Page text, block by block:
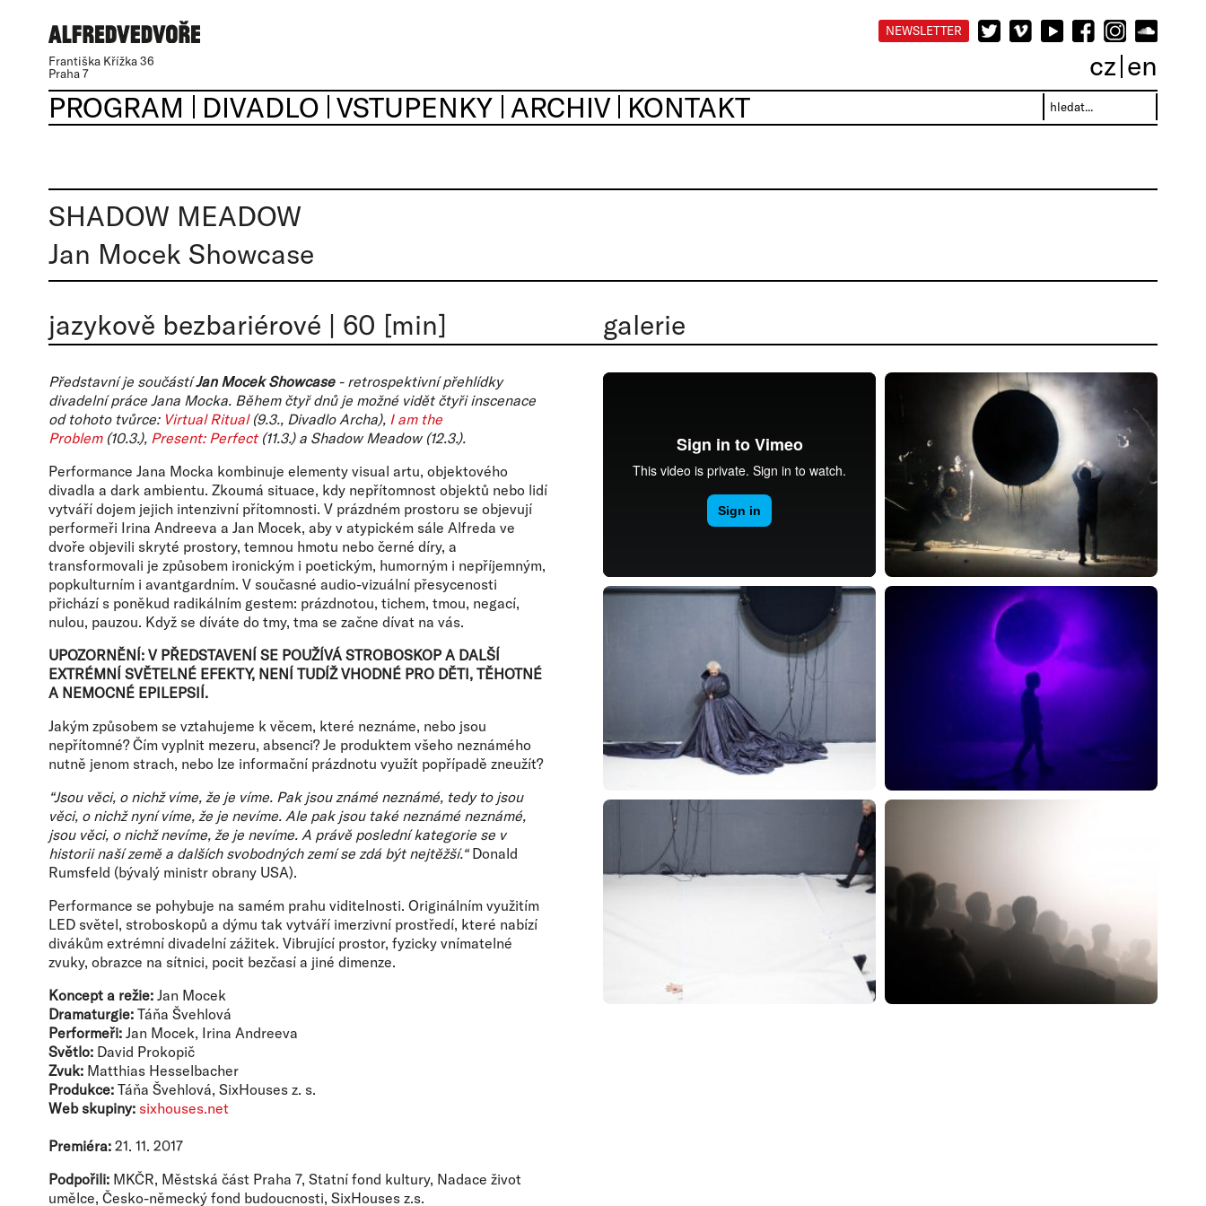
Františka Křížka 36
Praha 7
NEWSLETTER
cz en
PROGRAM
DIVADLO VSTUPENKY ARCHIV KONTAKT
SHADOW MEADOW
Jan Mocek Showcase
jazykově bezbariérové | 60 [min] galerie
Představní je součástíJan Mocek Showcase - retrospektivní přehlídky
divadelní práce Jana Mocka. Během čtyř dnů je možné vidět čtyři inscenace
od tohoto tvůrce: Virtual Ritual(9.3., Divadlo Archa), I am the
Problem(10.3.), Present: Perfect(11.3.) a Shadow Meadow (12.3.).
Performance Jana Mocka kombinuje elementy visual artu, objektového
divadla a dark ambientu. Zkoumá situace, kdy nepřítomnost objektů nebo lidí
vytváří dojem jejich intenzivní přítomnosti. V prázdném prostoru se objevují
performeři Irina Andreeva a Jan Mocek, aby v atypickém sále Alfreda ve
dvoře objevili skryté prostory, temnou hmotu nebo černé díry, a
transformovali je způsobem ironickým i poetickým, humorným i nepříjemným,
popkulturním i avantgardním. V současné audio-vizuální přesycenosti
přichází s poněkud radikálním gestem: prázdnotou, tichem, tmou, negací,
nulou, pauzou. Když se díváte do tmy, tma se začne dívat na vás.
UPOZORNĚNÍ: V PŘEDSTAVENÍ SE POUŽÍVÁ STROBOSKOP A DALŠÍ
EXTRÉMNÍ SVĚTELNÉ EFEKTY, NENÍ TUDÍŽ VHODNÉ PRO DĚTI, TĚHOTNÉ
A NEMOCNÉ EPILEPSIÍ.
Jakým způsobem se vztahujeme k věcem, které neznáme, nebo jsou
nepřítomné? Čím vyplnit mezeru, absenci? Je produktem všeho neznámého
nutně jenom strach, nebo lze informační prázdnotu využít popřípadě zneužít?
“Jsou věci, o nichž víme, že je víme. Pak jsou známé neznámé, tedy to jsou
věci, o nichž nyní víme, že je nevíme. Ale pak jsou také neznámé neznámé,
jsou věci, o nichž nevíme, že je nevíme. A právě poslední kategorie se v
historii naší země a dalších svobodných zemí se zdá být nejtěžší.“Donald
Rumsfeld (bývalý ministr obrany USA).
Performance se pohybuje na samém prahu viditelnosti. Originálním využitím
LED světel, stroboskopů a dýmu tak vytváří imerzivní prostředí, které nabízí
divákům extrémní divadelní zážitek. Vibrující prostor, fyzicky vnímatelné
zvuky, obrazce na sítnici, pocit bezčasí a jiné dimenze.
Koncept a režie: Jan Mocek
Dramaturgie: Táňa Švehlová
Performeři: Jan Mocek, Irina Andreeva
Světlo: David Prokopič
Zvuk: Matthias Hesselbacher
Produkce: Táňa Švehlová, SixHouses z. s.
Web skupiny: sixhouses.net
Premiéra: 21. 11. 2017
Podpořili: MKČR, Městská část Praha 7, Statní fond kultury, Nadace život
umělce, Česko-německý fond budoucnosti, SixHouses z.s.